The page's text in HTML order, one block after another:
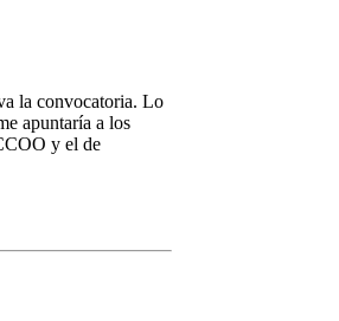
la convocatoria. Lo
apuntaría a los
y el de